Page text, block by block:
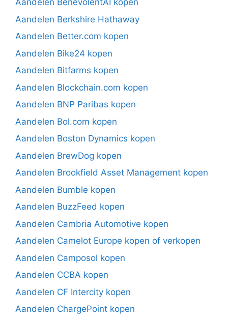
Aandelen BenevolentAI kopen
Aandelen Berkshire Hathaway
Aandelen Better.com kopen
Aandelen Bike24 kopen
Aandelen Bitfarms kopen
Aandelen Blockchain.com kopen
Aandelen BNP Paribas kopen
Aandelen Bol.com kopen
Aandelen Boston Dynamics kopen
Aandelen BrewDog kopen
Aandelen Brookfield Asset Management kopen
Aandelen Bumble kopen
Aandelen BuzzFeed kopen
Aandelen Cambria Automotive kopen
Aandelen Camelot Europe kopen of verkopen
Aandelen Camposol kopen
Aandelen CCBA kopen
Aandelen CF Intercity kopen
Aandelen ChargePoint kopen